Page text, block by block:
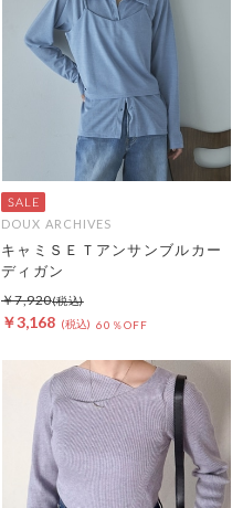
DOUX ARCHIVES
キャミＳＥＴアンサンブルカー
ディガン
￥3,168 60％OFF
￥7,920